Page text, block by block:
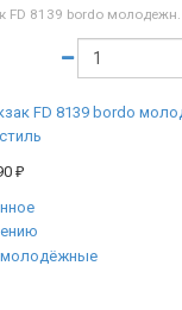
FD 8139 bordo молодежн.
FD 8139 bordo
₽